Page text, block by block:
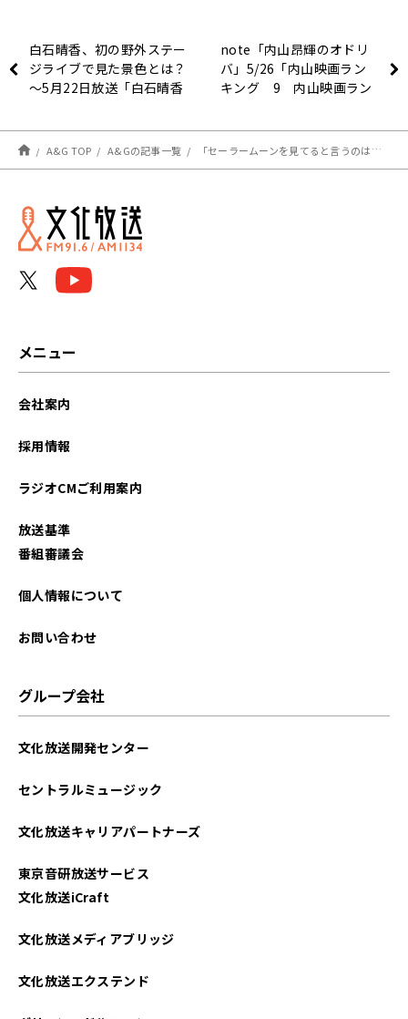
白石晴香、初の野外ステー
ジライブで見た景色とは？
～5月22日放送「白石晴香
note「内山昂輝のオドリ
バ」5/26「内山映画ラン
キング 9 内山映画ラン
を更新しました
A&G TOP A&Gの記事一覧 「セーラームーンを見てると言うのはタブーだった」岡本信彦が学生時代のアニメの思い出を語る～ 5月6日放送「超！A＆G＋ × ABEMAアニメ Special Radio Program～A＆G Persons Vol.21「岡本信彦」前編～」
メニュー
会社案内
採用情報
ラジオCMご利用案内
放送基準
番組審議会
個人情報について
お問い合わせ
グループ会社
文化放送開発センター
セントラルミュージック
文化放送キャリアパートナーズ
東京音研放送サービス
文化放送iCraft
文化放送メディアブリッジ
文化放送エクステンド